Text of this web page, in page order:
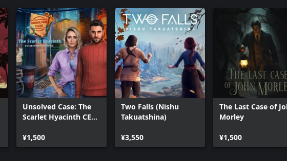
Unsolved Case: The
Scarlet Hyacinth CE
¥1,500
Two Falls (Nishu
Takuatshina)
¥3,550
The Last Case of
Morley
¥1,500